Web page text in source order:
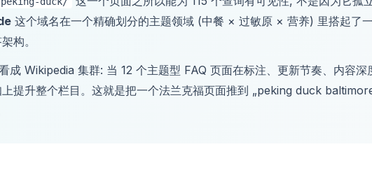
这个域名在一个精确划分的主题领域 (中餐 × 过敏原 × 营养) 里搭起了
构。
成 Wikipedia 集群: 当 12 个主题型 FAQ 页面在标注、更新节奏、内容
提升整个栏目。这就是把一个法兰克福页面推到 „peking duck